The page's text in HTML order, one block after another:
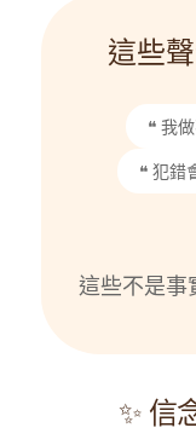
這些
❝ 我
❝ 犯錯
這些不是
✨ 信